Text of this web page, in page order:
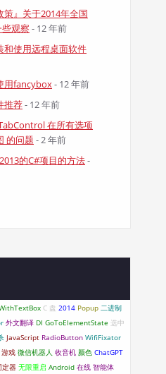
策』关于2014年全国
观察 - 12 年前
和使用远程桌面软件
用fancybox- 12 年前
推荐- 12 年前
在所有选项
的问题 - 2 年前
的C#项目的方法-
C 盘 2014 Popup 二进制
外文翻译 DI GoToElementState 选中
JavaScript RadioButton WifiFixator
游戏 微信机器人 收音机 颜色 ChatGPT
定器 无限重启 Android 在线 智能体